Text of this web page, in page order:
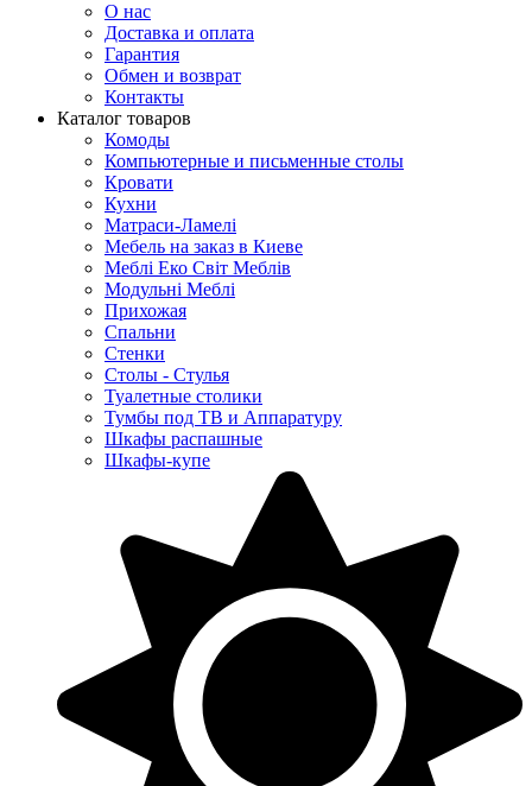
О нас
Доставка и оплата
Гарантия
Обмен и возврат
Контакты
Каталог товаров
Комоды
Компьютерные и письменные столы
Кровати
Кухни
Матраси-Ламелі
Мебель на заказ в Киеве
Меблі Еко Світ Меблів
Модульні Меблі
Прихожая
Спальни
Стенки
Столы - Стулья
Туалетные столики
Тумбы под ТВ и Аппаратуру
Шкафы распашные
Шкафы-купе